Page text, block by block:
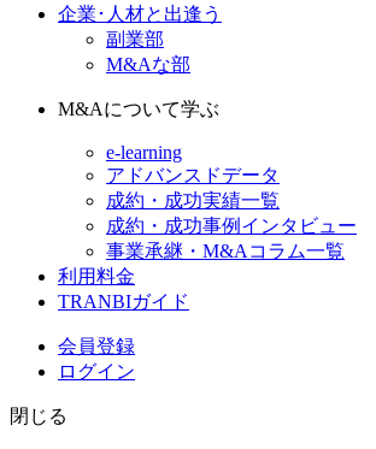
企業･人材と出逢う
副業部
M&Aな部
M&Aについて学ぶ
e-learning
アドバンスドデータ
成約・成功実績一覧
成約・成功事例インタビュー
事業承継・M&Aコラム一覧
利用料金
TRANBIガイド
会員登録
ログイン
閉じる